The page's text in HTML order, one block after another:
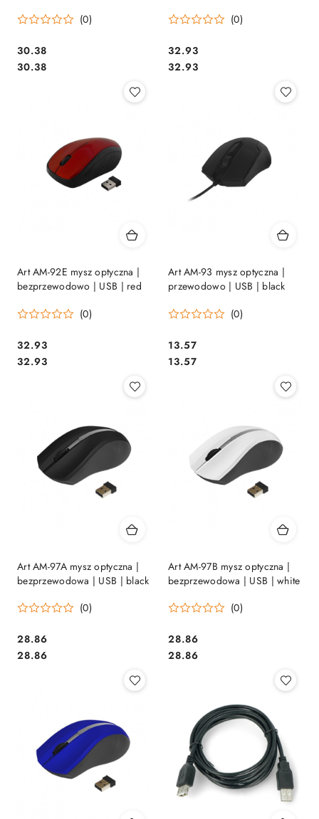
(0)
Cena:
30.38
Cena:
30.38
(0)
Cena:
32.93
Cena:
32.93
Art AM-92E mysz optyczna |
bezprzewodowo | USB | red
(0)
Cena:
32.93
Cena:
32.93
Art AM-93 mysz optyczna |
przewodowo | USB | black
(0)
Cena:
13.57
Cena:
13.57
Art AM-97A mysz optyczna |
bezprzewodowa | USB | black
(0)
Cena:
28.86
Cena:
28.86
Art AM-97B mysz optyczna |
bezprzewodowa | USB | white
(0)
Cena:
28.86
Cena:
28.86